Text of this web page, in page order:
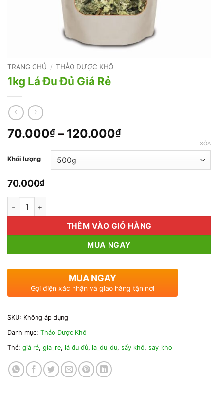
TRANG CHỦ / THẢO DƯỢC KHÔ
1kg Lá Đu Đủ Giá Rẻ
70.000₫ – 120.000₫Khoảng
70.000₫
đến
Khối lượng
XÓA
70.000₫
1kg Lá Đu Đủ Giá Rẻ số lượng
THÊM VÀO GIỎ HÀNG
MUA NGAY
MUA NGAY
Gọi điện xác nhận và giao hàng tận nơi
SKU: Không áp dụng
Danh mục: Thảo Dược Khô
Thẻ: giá rẻ, gia_re, lá đu đủ, la_du_du, sấy khô, say_kho